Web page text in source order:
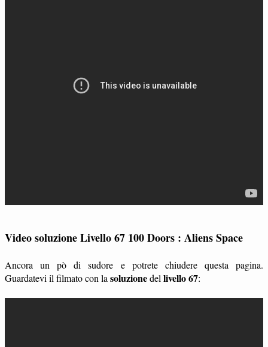
Video soluzione Livello 67 100 Doors : Aliens Space
Ancora un pò di sudore e potrete chiudere questa pagina.
Guardatevi il filmato con la soluzionedel livello 67: